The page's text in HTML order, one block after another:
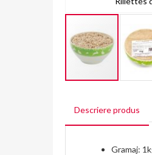
the
beginning
Descriere produs
Gramaj: